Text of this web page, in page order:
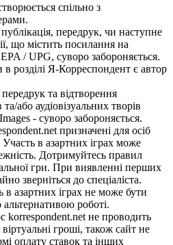
спільно з
передрук, чи наступне
що містить посилання на
/ UPG, суворо забороняється.
розділі Я-Корреспондент є автор
та відтворення
або аудіовізуальних творів
- суворо забороняється.
призначені для осіб
в азартних іграх може
Дотримуйтесь правил
гри. При виявленні перших
зверніться до спеціаліста.
азартних іграх не може бути
роботі.
korrespondent.net не проводить
гроші, також сайт не
оплату ставок та інших